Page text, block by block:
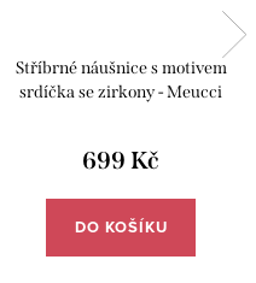
Stříbrné náušnice s motivem
srdíčka se zirkony - Meucci
699 Kč
DO KOŠÍKU